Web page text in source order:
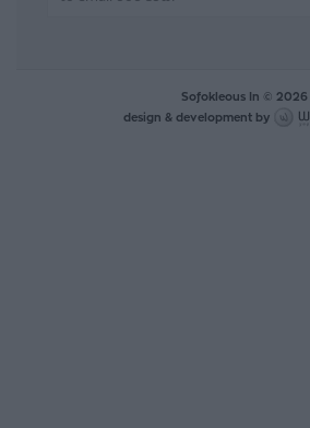
Sofokleous In © 2026
design & development by